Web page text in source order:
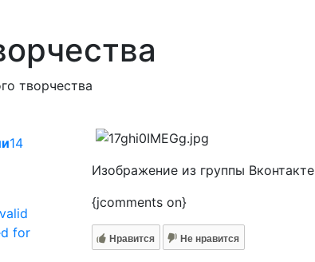
творчества
14
for
Изображение из группы Вконтакте
{jcomments on}
Нравится Не нравится